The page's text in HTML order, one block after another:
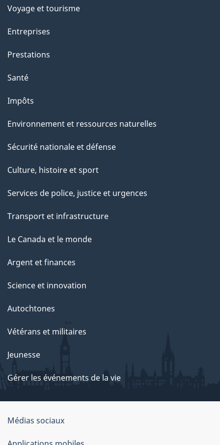
Voyage et tourisme
Entreprises
Prestations
Santé
Impôts
Environnement et ressources naturelles
Sécurité nationale et défense
Culture, histoire et sport
Services de police, justice et urgences
Transport et infrastructure
Le Canada et le monde
Argent et finances
Science et innovation
Autochtones
Vétérans et militaires
Jeunesse
Gérer les événements de la vie
Organisation
du
Médias sociaux